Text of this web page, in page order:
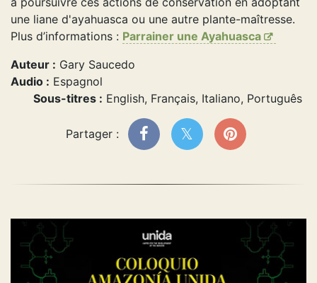
une liane d'ayahuasca ou une autre plante-maîtresse.
Plus d’informations : Parrainer une Ayahuasca
Auteur : Gary Saucedo
Audio : Espagnol
Sous-titres : English, Français, Italiano, Português
Partager :